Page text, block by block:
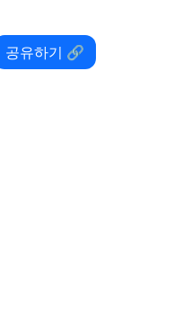
공유하기 🔗